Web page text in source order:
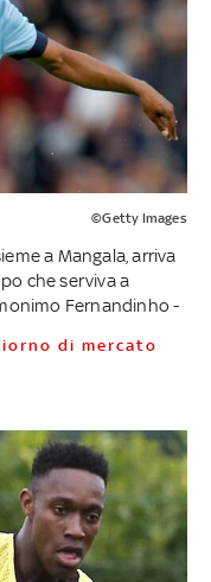
©Getty Images
a Mangala, arriva
che serviva a
Fernandinho -
di mercato